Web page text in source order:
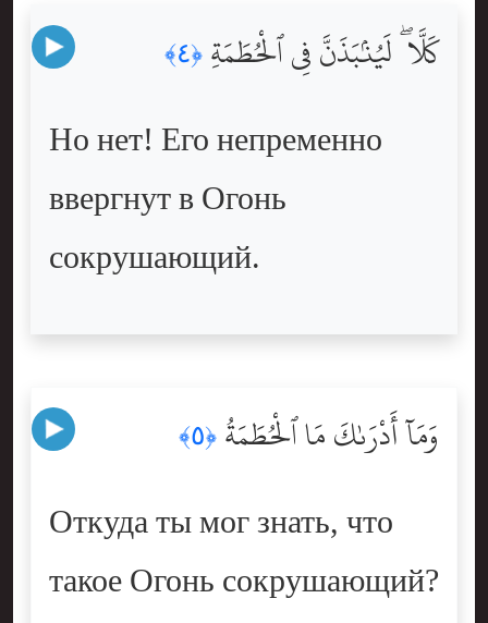
كَلَّا ۖ لَيُنۢبَذَنَّ فِى ٱلْحُطَمَةِ ﴿٤﴾
Но нет! Его непременно
ввергнут в Огонь
сокрушающий.
وَمَآ أَدْرَىٰكَ مَا ٱلْحُطَمَةُ ﴿٥﴾
Откуда ты мог знать, что
такое Огонь сокрушающий?